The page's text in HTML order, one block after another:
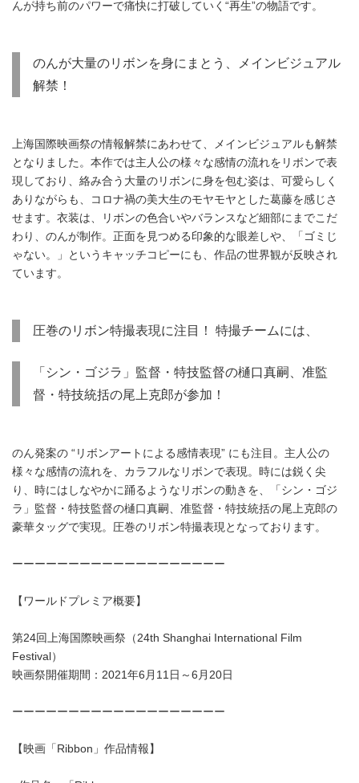
んが持ち前のパワーで痛快に打破していく“再生”の物語です。
のんが大量のリボンを身にまとう、メインビジュアル
解禁！
上海国際映画祭の情報解禁にあわせて、メインビジュアルも解禁
となりました。本作では主人公の様々な感情の流れをリボンで表
現しており、絡み合う大量のリボンに身を包む姿は、可愛らしく
ありながらも、コロナ禍の美大生のモヤモヤとした葛藤を感じさ
せます。衣装は、リボンの色合いやバランスなど細部にまでこだ
わり、のんが制作。正面を見つめる印象的な眼差しや、「ゴミじ
ゃない。」というキャッチコピーにも、作品の世界観が反映され
ています。
圧巻のリボン特撮表現に注目！ 特撮チームには、
「シン・ゴジラ」監督・特技監督の樋口真嗣、准監
督・特技統括の尾上克郎が参加！
のん発案の “リボンアートによる感情表現” にも注目。主人公の
様々な感情の流れを、カラフルなリボンで表現。時には鋭く尖
り、時にはしなやかに踊るようなリボンの動きを、「シン・ゴジ
ラ」監督・特技監督の樋口真嗣、准監督・特技統括の尾上克郎の
豪華タッグで実現。圧巻のリボン特撮表現となっております。
ーーーーーーーーーーーーーーーーーーー
【ワールドプレミア概要】
第24回上海国際映画祭（24th Shanghai International Film
Festival）
映画祭開催期間：2021年6月11日～6月20日
ーーーーーーーーーーーーーーーーーーー
【映画「Ribbon」作品情報】